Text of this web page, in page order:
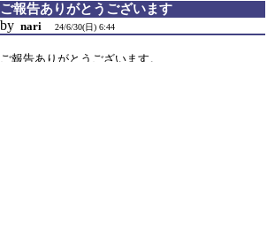
ご報告ありがとうございます
by nari 24/6/30(日) 6:44
ご報告ありがとうございます。